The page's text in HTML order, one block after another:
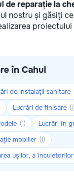
de reparație la
nostru și găsiți
proiectului
în Cahul
de instalații sanitare
Lucrări de finisare
(1) Lucrări în
mobilier (1)
ușilor, a încuietorilor